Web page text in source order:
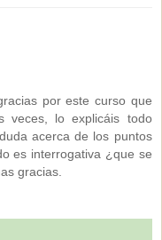
por este curso que
veces, lo explicáis todo
acerca de los puntos
es interrogativa ¿que se
gracias.